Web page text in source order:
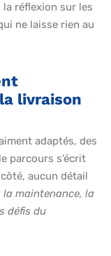
réflexion sur les
ne laisse rien au
livraison
adaptés, des
parcours s’écrit
aucun détail
la maintenance, la
défis du